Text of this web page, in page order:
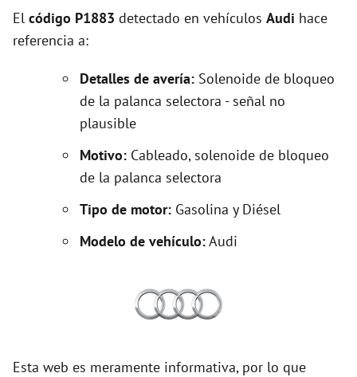
El código P1883 detectado en vehículos Audi hace
referencia a:
Detalles de avería: Solenoide de bloqueo
de la palanca selectora - señal no
plausible
Motivo: Cableado, solenoide de bloqueo
de la palanca selectora
Tipo de motor: Gasolina y Diésel
Modelo de vehículo:Audi
Esta web es meramente informativa, por lo que